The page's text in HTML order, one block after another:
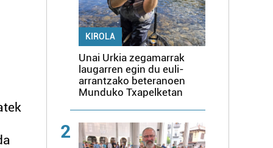
KIROLA
Unai Urkia zegamarrak
laugarren egin du euli-
arrantzako beteranoen
Munduko Txapelketan
2